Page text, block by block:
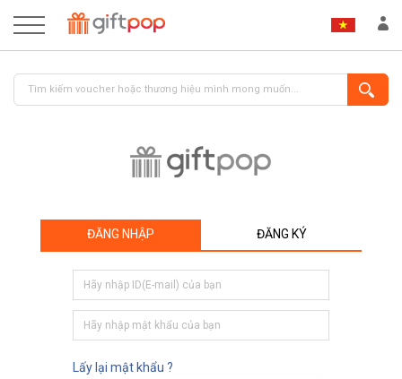
ĐĂNG NHẬP ĐĂNG KÝ
Lấy lại mật khẩu ?